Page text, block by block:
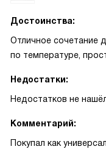
Достоинства:
Отличное сочетание
по температуре,
Недостатки:
Недостатков не
Комментарий:
Покупал как